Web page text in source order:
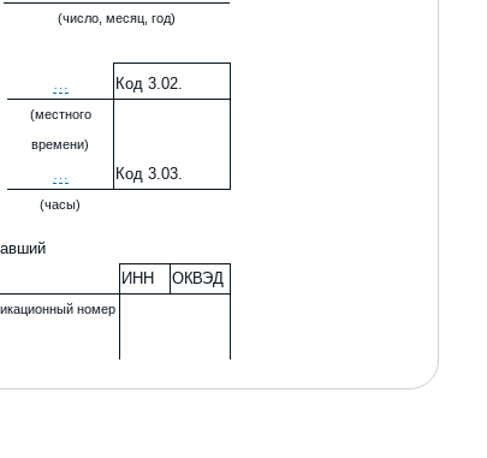
(число, месяц, год)
… Код 3.02.
(местного
времени)
Код 3.03.
…
(часы)
ИНН ОКВЭД
номер